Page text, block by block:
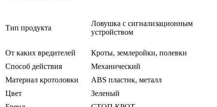
Тип продукта
Ловушка с сигнализационным
устройством
От каких вредителей
Кроты, землеройки, полевки
Способ действия
Механический
Материал кротоловки
ABS пластик, металл
Цвет
Зеленый